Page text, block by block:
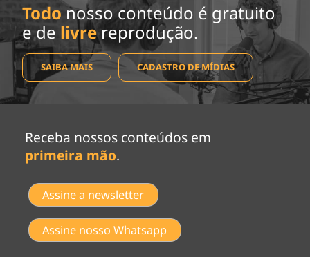
Todo nosso conteúdo é gratuito
e de livrereprodução.
SAIBA MAIS CADASTRO DE MÍDIAS
Receba nossos conteúdos em
primeira mão.
Assine a newsletter
Assine nosso Whatsapp